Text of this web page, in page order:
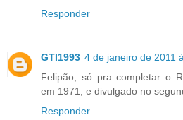
Responder
GTI1993 4 de janeiro de 2011
Felipão, só pra completar o
em 1971, e divulgado no
Responder